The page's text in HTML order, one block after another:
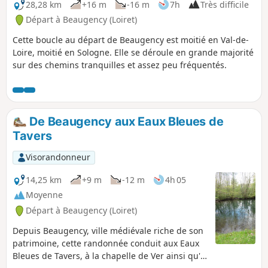
28,28 km +16 m -16 m 7h
Très difficile
Départ à Beaugency (Loiret)
Cette boucle au départ de Beaugency est moitié en Val-de-
Loire, moitié en Sologne. Elle se déroule en grande majorité
sur des chemins tranquilles et assez peu fréquentés.
De Beaugency aux Eaux Bleues de
Tavers
Visorandonneur
14,25 km
+9 m -12 m
4h 05
Moyenne
Départ à Beaugency (Loiret)
Depuis Beaugency, ville médiévale riche de son
patrimoine, cette randonnée conduit aux Eaux
Bleues de Tavers, à la chapelle de Ver ainsi qu'à